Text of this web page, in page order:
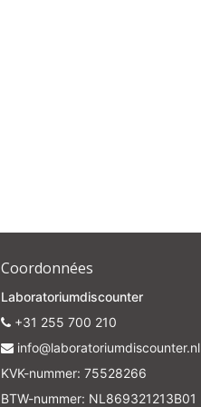
Coordonnées
Laboratoriumdiscounter
+31 255 700 210
info@laboratoriumdiscounter.nl
KVK-nummer: 75528266
BTW-nummer: NL869321213B01